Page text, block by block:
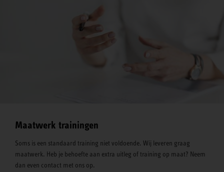
Maatwerk trainingen
Soms is een standaard training niet voldoende. Wij leveren graag
maatwerk. Heb je behoefte aan extra uitleg of training op maat? Neem
dan even contact met ons op.